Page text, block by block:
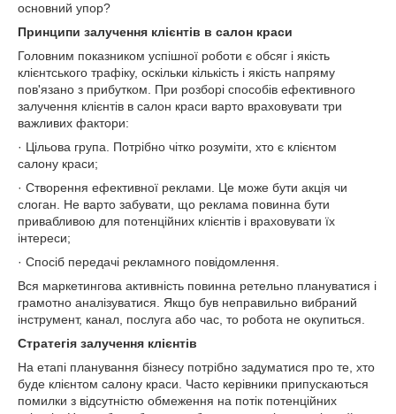
основний упор?
Принципи залучення клієнтів в салон краси
Головним показником успішної роботи є обсяг і якість
клієнтського трафіку, оскільки кількість і якість напряму
пов'язано з прибутком. При розборі способів ефективного
залучення клієнтів в салон краси варто враховувати три
важливих фактори:
· Цільова група. Потрібно чітко розуміти, хто є клієнтом
салону краси;
· Створення ефективної реклами. Це може бути акція чи
слоган. Не варто забувати, що реклама повинна бути
привабливою для потенційних клієнтів і враховувати їх
інтереси;
· Спосіб передачі рекламного повідомлення.
Вся маркетингова активність повинна ретельно плануватися і
грамотно аналізуватися. Якщо був неправильно вибраний
інструмент, канал, послуга або час, то робота не окупиться.
Стратегія залучення клієнтів
На етапі планування бізнесу потрібно задуматися про те, хто
буде клієнтом салону краси. Часто керівники припускаються
помилки з відсутністю обмеження на потік потенційних